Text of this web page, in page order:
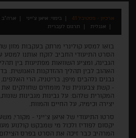
ארכיון - פסטיבל 41 בימוי: איאן צ'ייני ארה"ב 2024
אנגלית
תרגום לעברית
בואו למסע קולינרי מרתק בעקבות מזון
הסרט התיעודי החביב לוקח אותנו למסע
הגבינה, ומציע השוואות מפתיעות בין
האהוב לבין תהליך ההזדקנות האנושית.
גבנים נלהבים מיפן, בריטניה, הרי האלפים,
- קשת צבעונית של מומחים שחולקים
המקורית שלהם: על גבינות מגבינות
יצירה וכימיה, על החיים והמוות.
סרטו התיעודי של איאן צ'ייני - מקורי,
יקסום לפודיז ולכול מי שמבקש קולנוע
המרהיב כבר זיכה את הסרט בפרס